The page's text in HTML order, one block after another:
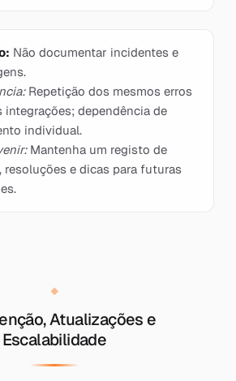
Não documentar incidentes e
Repetição dos mesmos erros
integrações; dependência de
individual.
Mantenha um registo de
resoluções e dicas para futuras
Atualizações e
Escalabilidade